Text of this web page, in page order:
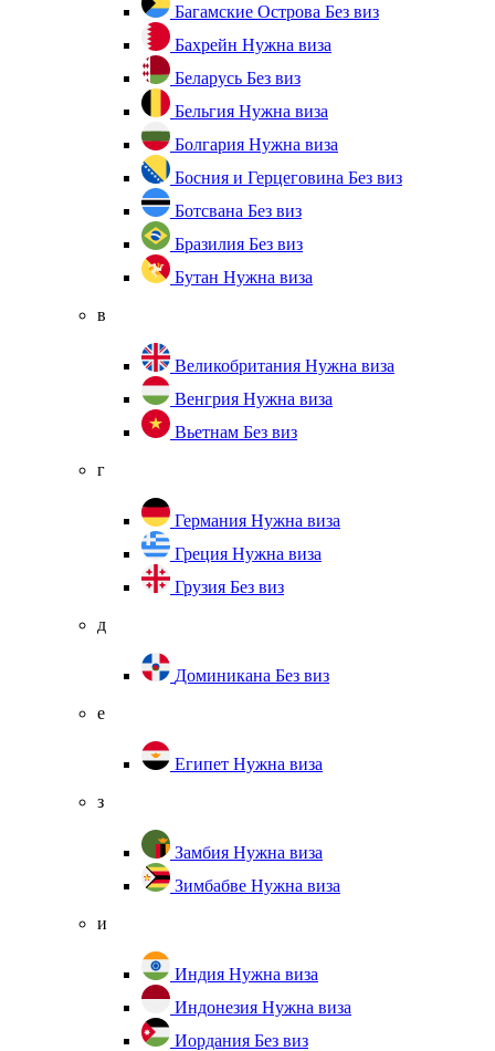
Багамские Острова Без виз
Бахрейн Нужна виза
Беларусь Без виз
Бельгия Нужна виза
Болгария Нужна виза
Босния и Герцеговина Без виз
Ботсвана Без виз
Бразилия Без виз
Бутан Нужна виза
в
Великобритания Нужна виза
Венгрия Нужна виза
Вьетнам Без виз
г
Германия Нужна виза
Греция Нужна виза
Грузия Без виз
д
Доминикана Без виз
е
Египет Нужна виза
з
Замбия Нужна виза
Зимбабве Нужна виза
и
Индия Нужна виза
Индонезия Нужна виза
Иордания Без виз